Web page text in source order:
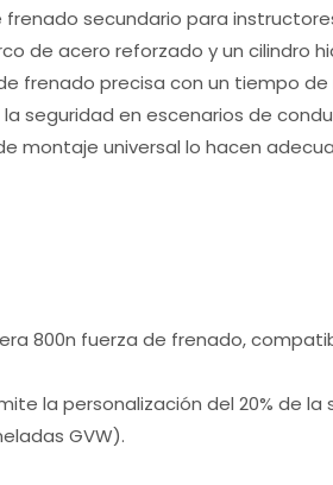
secundario para
de acero reforzado y un cilindro
frenado precisa con un tiempo de
seguridad en escenarios de
montaje universal lo hacen
800n fuerza de frenado,
la personalización del 20% de la
GVW).